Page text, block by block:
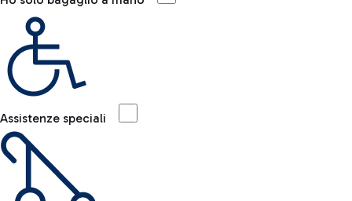
Assistenze speciali